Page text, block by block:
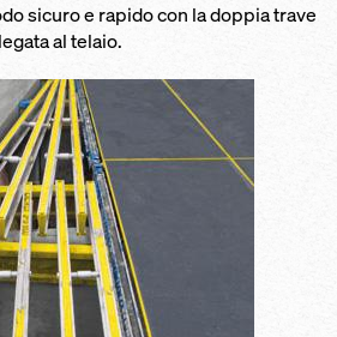
sicuro e rapido con la doppia trave
al telaio.